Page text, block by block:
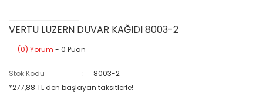
VERTU LUZERN DUVAR KAĞIDI 8003-2
(0) Yorum - 0 Puan
Stok Kodu
8003-2
*277,88 TL den başlayan taksitlerle!